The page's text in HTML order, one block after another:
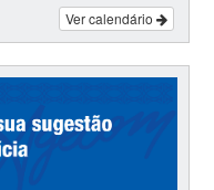
Ver calendário